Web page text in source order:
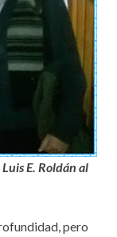
E. Roldán al
pero